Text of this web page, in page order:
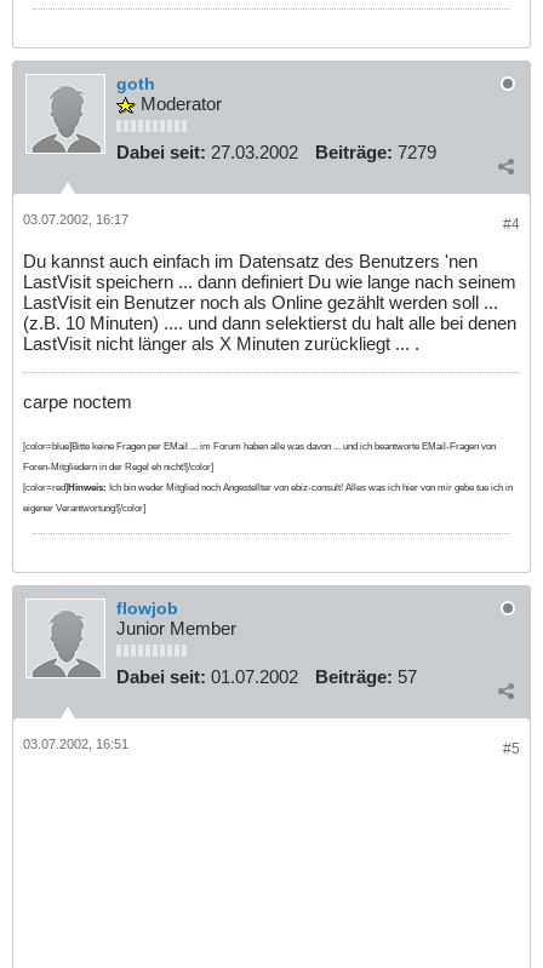
goth
Moderator
Dabei seit: 27.03.2002 Beiträge: 7279
#4
03.07.2002, 16:17
Du kannst auch einfach im Datensatz des Benutzers 'nen
LastVisit speichern ... dann definiert Du wie lange nach seinem
LastVisit ein Benutzer noch als Online gezählt werden soll ...
(z.B. 10 Minuten) .... und dann selektierst du halt alle bei denen
LastVisit nicht länger als X Minuten zurückliegt ... .
carpe noctem
[color=blue]Bitte keine Fragen per EMail ... im Forum haben alle was davon ... und ich beantworte EMail-Fragen von
Foren-Mitgliedern in der Regel eh nicht![/color]
[color=red]Hinweis: Ich bin weder Mitglied noch Angestellter von ebiz-consult! Alles was ich hier von mir gebe tue ich in
eigener Verantwortung![/color]
flowjob
Junior Member
Dabei seit: 01.07.2002 Beiträge: 57
#5
03.07.2002, 16:51